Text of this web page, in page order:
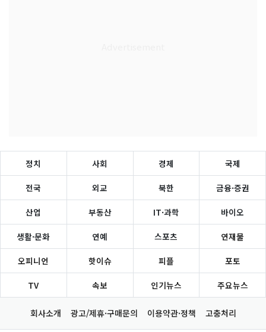
정치 사회 경제 국제
전국 외교 북한 금융·증권
산업 부동산 IT·과학 바이오
생활·문화 연예 스포츠 연재물
오피니언 핫이슈 피플 포토
TV 속보 인기뉴스 주요뉴스
회사소개 광고/제휴·구매문의 이용약관·정책 고충처리